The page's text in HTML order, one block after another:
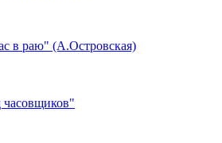
в раю" (А.Островская)